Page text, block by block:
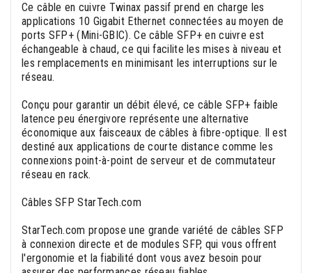
Ce câble en cuivre Twinax passif prend en charge les
applications 10 Gigabit Ethernet connectées au moyen de
ports SFP+ (Mini-GBIC). Ce câble SFP+ en cuivre est
échangeable à chaud, ce qui facilite les mises à niveau et
les remplacements en minimisant les interruptions sur le
réseau.
Conçu pour garantir un débit élevé, ce câble SFP+ faible
latence peu énergivore représente une alternative
économique aux faisceaux de câbles à fibre-optique. Il est
destiné aux applications de courte distance comme les
connexions point-à-point de serveur et de commutateur
réseau en rack.
Câbles SFP StarTech.com
StarTech.com propose une grande variété de câbles SFP
à connexion directe et de modules SFP, qui vous offrent
l'ergonomie et la fiabilité dont vous avez besoin pour